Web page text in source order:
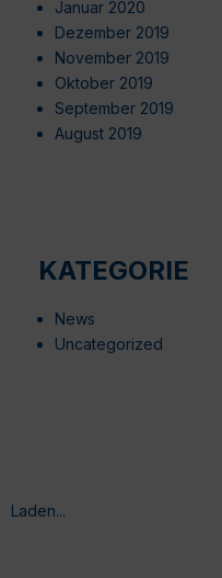
Januar 2020
Dezember 2019
November 2019
Oktober 2019
September 2019
August 2019
KATEGORIE
News
Uncategorized
Laden...